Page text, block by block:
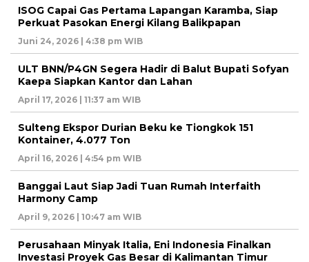
ISOG Capai Gas Pertama Lapangan Karamba, Siap
Perkuat Pasokan Energi Kilang Balikpapan
Juni 24, 2026 | 4:38 pm WIB
ULT BNN/P4GN Segera Hadir di Balut Bupati Sofyan
Kaepa Siapkan Kantor dan Lahan
April 17, 2026 | 11:37 am WIB
Sulteng Ekspor Durian Beku ke Tiongkok 151
Kontainer, 4.077 Ton
April 16, 2026 | 4:54 pm WIB
Banggai Laut Siap Jadi Tuan Rumah Interfaith
Harmony Camp
April 9, 2026 | 10:47 am WIB
Perusahaan Minyak Italia, Eni Indonesia Finalkan
Investasi Proyek Gas Besar di Kalimantan Timur